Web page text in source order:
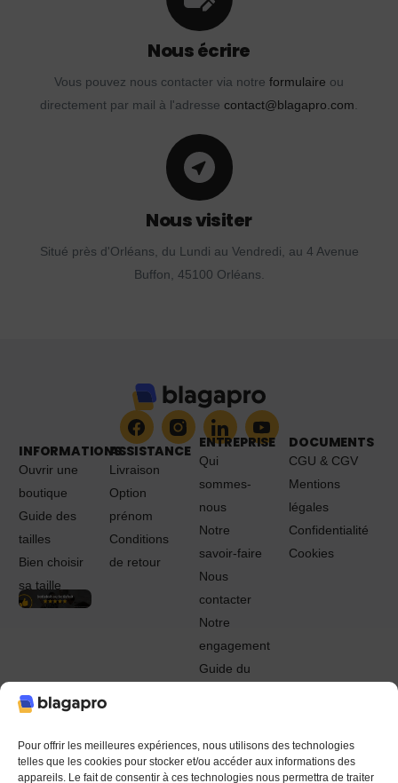
Pour offrir les meilleures expériences, nous utilisons des technologies
telles que les cookies pour stocker et/ou accéder aux informations des
appareils. Le fait de consentir à ces technologies nous permettra de traiter
Nous écrire
Vous pouvez nous contacter via notre formulaire ou
directement par mail à l'adresse contact@blagapro.com.
Nous visiter
Situé près d'Orléans, du Lundi au Vendredi, au 4 Avenue
Buffon, 45100 Orléans.
INFORMATIONS
Ouvrir une
boutique
Guide des
tailles
Bien choisir
sa taille
ASSISTANCE
Livraison
Option
prénom
Conditions
de retour
ENTREPRISE
Qui
sommes-
nous
Notre
savoir-faire
Nous
contacter
Notre
engagement
Guide du
DOCUMENTS
CGU & CGV
Mentions
légales
Confidentialité
Cookies
© 2022 - 2024 Blagapro. Tous droits réservés. Textiles
personnalisés à Orléans